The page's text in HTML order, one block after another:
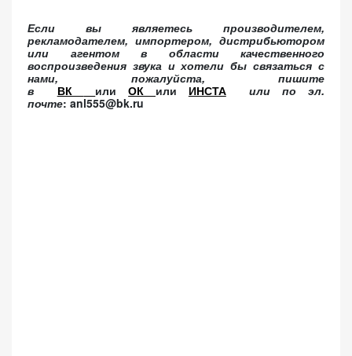
Если вы являетесь производителем,
рекламодателем, импортером, дистрибьютором
или агентом в области качественного
воспроизведения звука и хотели бы связаться с
нами, пожалуйста, пишите
в
ВК илиОК или ИНСТА
или по эл.
почте: anl555@bk.ru